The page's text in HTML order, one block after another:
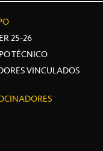
25-26
TÉCNICO
VINCULADOS